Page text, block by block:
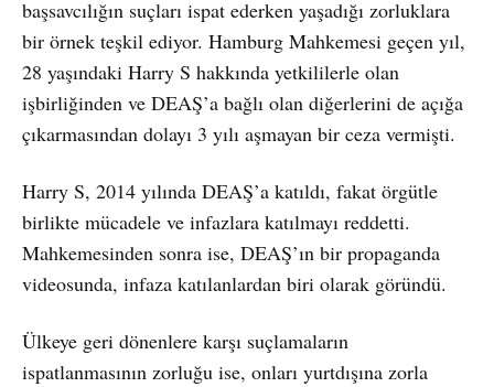
başsavcılığın suçları ispat ederken yaşadığı zorluklara
bir örnek teşkil ediyor. Hamburg Mahkemesi geçen yıl,
28 yaşındaki Harry S hakkında yetkililerle olan
işbirliğinden ve DEAŞ’a bağlı olan diğerlerini de açığa
çıkarmasından dolayı 3 yılı aşmayan bir ceza vermişti.
Harry S, 2014 yılında DEAŞ’a katıldı, fakat örgütle
birlikte mücadele ve infazlara katılmayı reddetti.
Mahkemesinden sonra ise, DEAŞ’ın bir propaganda
videosunda, infaza katılanlardan biri olarak göründü.
Ülkeye geri dönenlere karşı suçlamaların
ispatlanmasının zorluğu ise, onları yurtdışına zorla